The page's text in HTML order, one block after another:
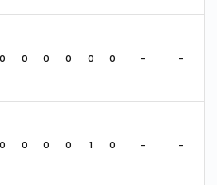
0 0 0 0 0 0 - -
0 0 0 0 1 0 - -